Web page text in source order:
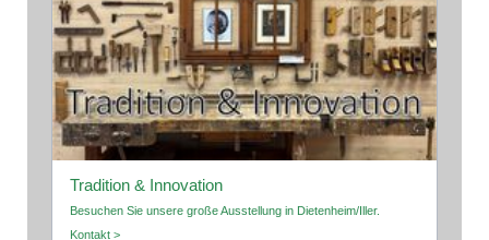
Tradition & Innovation
Besuchen Sie unsere große Ausstellung in Dietenheim/Iller.
Kontakt >